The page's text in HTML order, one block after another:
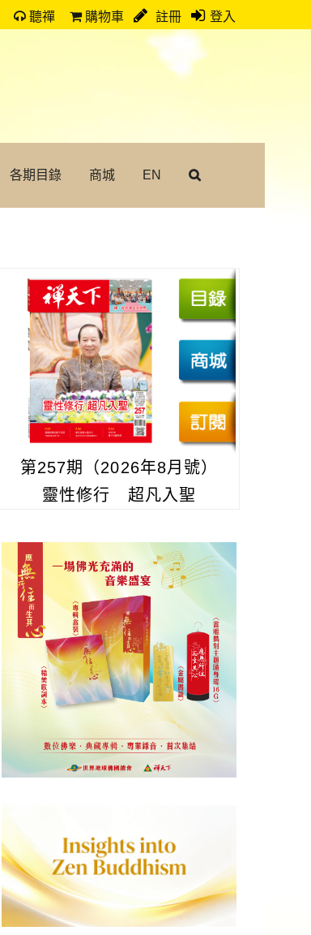
聽禪 購物車 註冊 登入
各期目錄 商城 EN
第257期（2026年8月號）
靈性修行 超凡入聖